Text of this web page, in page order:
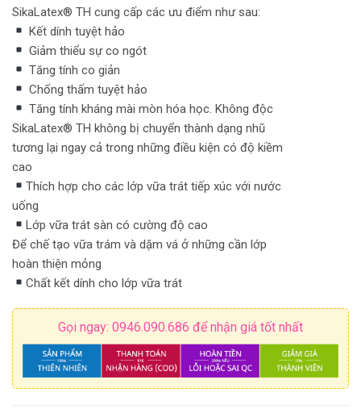
SikaLatex® TH cung cấp các ưu điểm như sau:
Kết dính tuyệt hảo
Giảm thiểu sự co ngót
Tăng tính co giản
Chống thấm tuyệt hảo
Tăng tính kháng mài mòn hóa học. Không độc
SikaLatex® TH không bị chuyển thành dạng nhũ
tương lại ngay cả trong những điều kiện có độ kiềm
cao
Thích hợp cho các lớp vữa trát tiếp xúc với nước
uống
Lớp vữa trát sàn có cường độ cao
Để chế tạo vữa trám và dặm vá ở những cần lớp
hoàn thiện mỏng
Chất kết dính cho lớp vữa trát
Gọi ngay: 0946.090.686 để nhận giá tốt nhất